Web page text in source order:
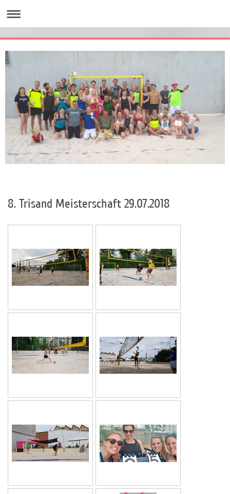
8. Trisand Meisterschaft 29.07.2018